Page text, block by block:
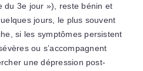
du 3e jour »), reste bénin et
jours, le plus souvent
si les symptômes persistent
ou s’accompagnent
une dépression post-